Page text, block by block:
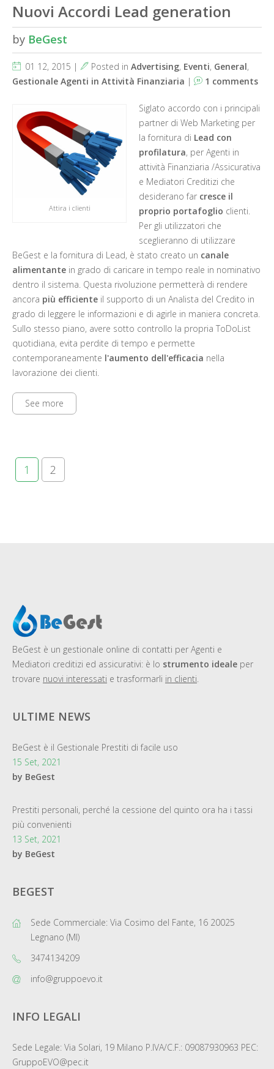
Nuovi Accordi Lead generation
by BeGest
01 12, 2015 | Posted in Advertising, Eventi, General,
Gestionale Agenti in Attività Finanziaria | 1 comments
Attira i clienti
Siglato accordo con i principali
partner di Web Marketing per
la fornitura di Lead con
profilatura, per Agenti in
attività Finanziaria /Assicurativa
e Mediatori Creditizi che
desiderano far cresce il
proprio portafoglio clienti.
Per gli utilizzatori che
sceglieranno di utilizzare
BeGest e la fornitura di Lead, è stato creato un canale
alimentante in grado di caricare in tempo reale in nominativo
dentro il sistema. Questa rivoluzione permetterà di rendere
ancora più efficiente il supporto di un Analista del Credito in
grado di leggere le informazioni e di agirle in maniera concreta.
Sullo stesso piano, avere sotto controllo la propria ToDoList
quotidiana, evita perdite di tempo e permette
contemporaneamente l'aumento dell'efficacia nella
lavorazione dei clienti.
See more
1 2
BeGest è un gestionale online di contatti per Agenti e
Mediatori creditizi ed assicurativi: è lo strumento ideale per
trovare nuovi interessati e trasformarli in clienti
ULTIME NEWS
BeGest è il Gestionale Prestiti di facile uso
15 Set, 2021
by BeGest
Prestiti personali, perché la cessione del quinto ora ha i tassi
più convenienti
13 Set, 2021
by BeGest
BEGEST
Sede Commerciale: Via Cosimo del Fante, 16 20025
Legnano (MI)
3474134209
info@gruppoevo.it
INFO LEGALI
Sede Legale: Via Solari, 19 Milano P.IVA/C.F.: 09087930963 PEC:
GruppoEVO@pec.it